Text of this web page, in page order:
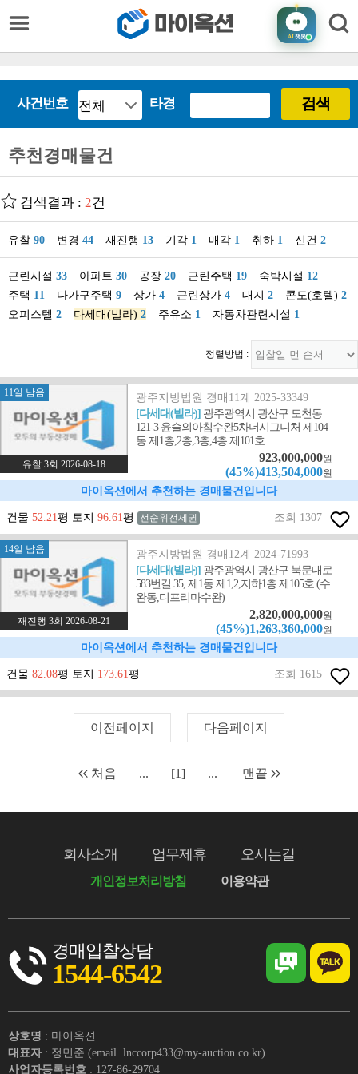
AI챗봇
사건번호 타경 검색
추천경매물건
검색결과 : 2건
유찰 90 변경 44 재진행 13 기각 1 매각 1 취하 1 신건 2
근린시설 33 아파트 30 공장 20 근린주택 19 숙박시설 12
주택 11 다가구주택 9 상가 4 근린상가 4 대지 2 콘도(호텔) 2
오피스텔 2 다세대(빌라) 2 주유소 1 자동차관련시설 1
정렬방법 :
11일 남음
유찰 3회 2026-08-18
광주지방법원 경매11계 2025-33349
[다세대(빌라)] 광주광역시 광산구 도천동
121-3 윤슬의아침수완5차더시그니처 제104
동 제1층,2층,3층,4층 제101호
923,000,000원
(45%)413,504,000원
마이옥션에서 추천하는 경매물건입니다
건물 52.21평 토지 96.61평 선순위전세권 조회 1307
14일 남음
재진행 3회 2026-08-21
광주지방법원 경매12계 2024-71993
[다세대(빌라)] 광주광역시 광산구 북문대로
583번길 35, 제1동 제1,2,지하1층 제105호 (수
완동,디프리마수완)
2,820,000,000원
(45%)1,263,360,000원
마이옥션에서 추천하는 경매물건입니다
건물 82.08평 토지 173.61평 조회 1615
이전페이지 다음페이지
처음 ... [1] ... 맨끝
회사소개 업무제휴 오시는길
개인정보처리방침 이용약관
경매입찰상담
1544-6542
상호명 : 마이옥션
대표자 : 정민준 (email. lnccorp433@my-auction.co.kr)
사업자등록번호 : 127-86-29704